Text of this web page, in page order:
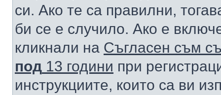
си. Ако те са правилни,
би се е случило. Ако е
кликнали на Съгласен съм
под 13 години при
инструкциите, които са ви